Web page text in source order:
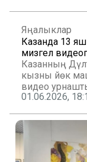
Яңалыклар
Казанда 13
мизгел
Казанның
кызны йөк
видео
01.06.2026,